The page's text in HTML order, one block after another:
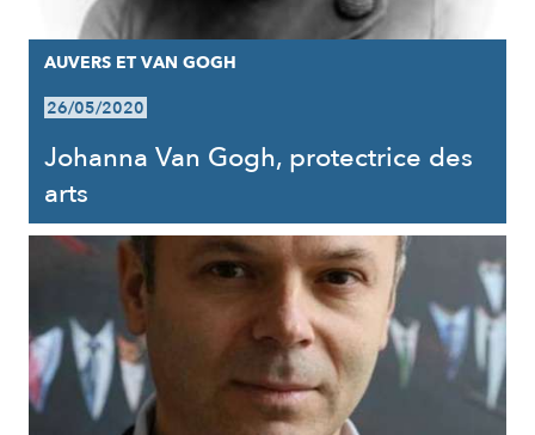
AUVERS ET VAN GOGH
26/05/2020
Johanna Van Gogh, protectrice des
arts